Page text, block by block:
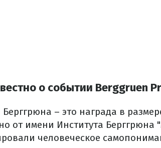
о событии Berggruen
– это награда в
от имени Института Берггрюна
человеческое